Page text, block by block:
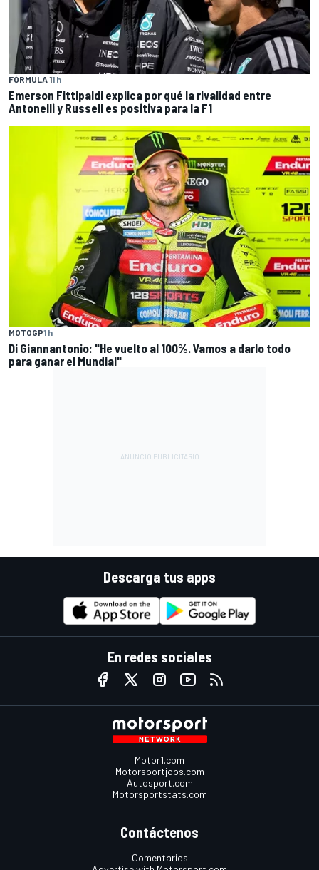
FÓRMULA 11 h
Emerson Fittipaldi explica por qué la rivalidad entre
Antonelli y Russell es positiva para la F1
MOTOGP1 h
Di Giannantonio: "He vuelto al 100%. Vamos a darlo todo
para ganar el Mundial"
Descarga tus apps
En redes sociales
Motor1.com
Motorsportjobs.com
Autosport.com
Motorsportstats.com
Contáctenos
Comentarios